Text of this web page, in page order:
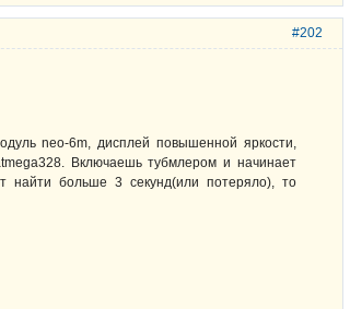
#202
neo-6m, дисплей повышенной яркости,
Включаешь тубмлером и начинает
найти больше 3 секунд(или потеряло), то